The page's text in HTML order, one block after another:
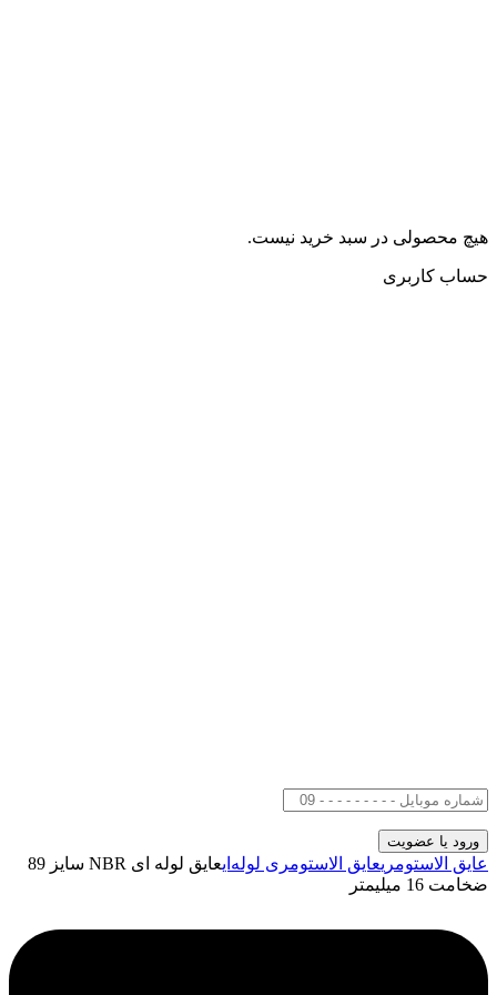
هیچ محصولی در سبد خرید نیست.
حساب کاربری
عایق الاستومریعایق الاستومری لوله‌ای
عایق لوله ای NBR سایز 89
ضخامت 16 میلیمتر